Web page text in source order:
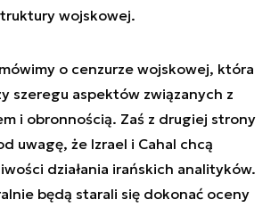
wojskowej.
o cenzurze wojskowej, która
szeregu aspektów związanych z
i obronnością. Zaś z drugiej strony
uwagę, że Izrael i Cahal chcą
działania irańskich analityków.
będą starali się dokonać oceny